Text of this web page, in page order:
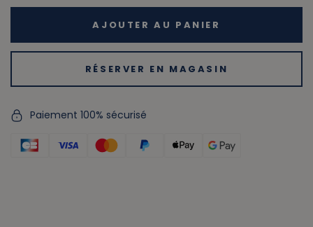
AJOUTER AU PANIER
RÉSERVER EN MAGASIN
Paiement 100% sécurisé